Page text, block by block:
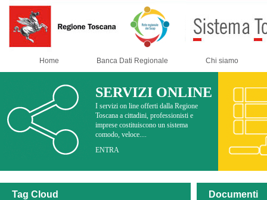
Home Banca Dati Regionale Chi siamo
SERVIZI ONLINE
I servizi on line offerti dalla Regione
Toscana a cittadini, professionisti e
imprese costituiscono un sistema
comodo, veloce....
ENTRA
Tag Cloud Documenti